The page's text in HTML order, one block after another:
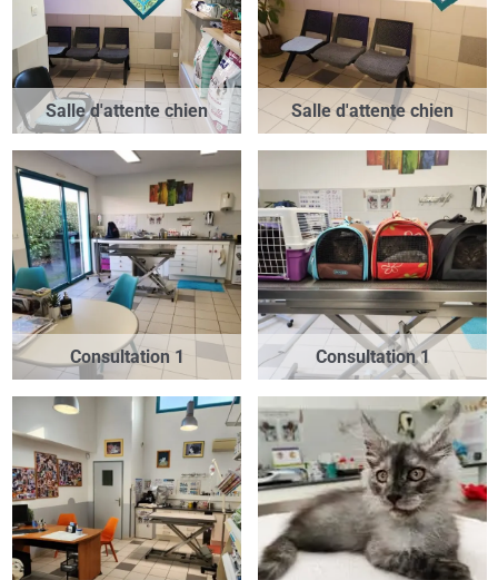
Salle d'attente chien Salle d'attente chien
Consultation 1 Consultation 1